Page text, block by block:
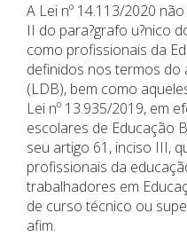
A Lei nº 14.113/2020
II do para?grafo u?nico
como profissionais da
definidos nos termos do
(LDB), bem como
Lei nº 13.935/2019, em
escolares de Educação
seu artigo 61, inciso III,
profissionais da
trabalhadores em
de curso técnico ou
afim.